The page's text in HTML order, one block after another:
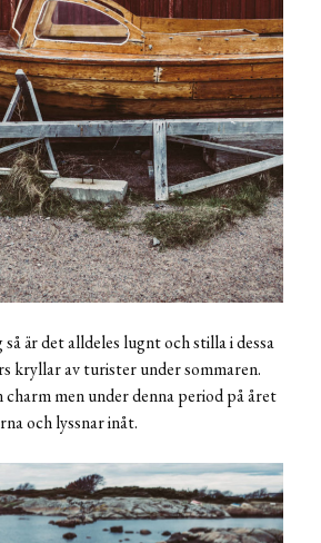
är det alldeles lugnt och stilla i dessa
kryllar av turister under sommaren.
charm men under denna period på året
och lyssnar inåt.